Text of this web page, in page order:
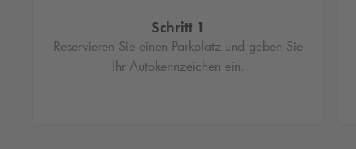
Schritt 1
Reservieren Sie einen Parkplatz und geben Sie
Ihr Autokennzeichen ein.